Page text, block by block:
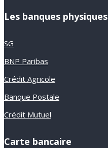
Les banques physiques
SG
BNP Paribas
Crédit Agricole
Banque Postale
Crédit Mutuel
Carte bancaire